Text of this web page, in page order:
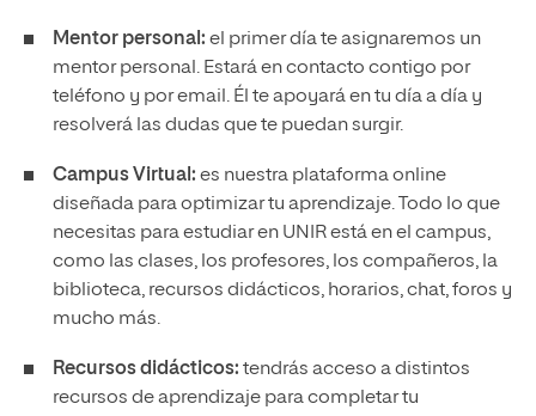
Mentor personal: el primer día te asignaremos un
mentor personal. Estará en contacto contigo por
teléfono y por email. Él te apoyará en tu día a día y
resolverá las dudas que te puedan surgir.
Campus Virtual: es nuestra plataforma online
diseñada para optimizar tu aprendizaje. Todo lo que
necesitas para estudiar en UNIR está en el campus,
como las clases, los profesores, los compañeros, la
biblioteca, recursos didácticos, horarios, chat, foros y
mucho más.
Recursos didácticos: tendrás acceso a distintos
recursos de aprendizaje para completar tu